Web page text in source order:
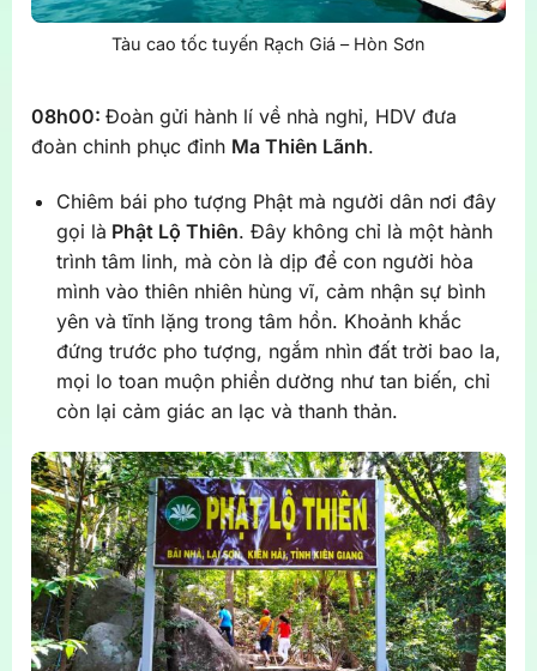
Tàu cao tốc tuyến Rạch Giá – Hòn Sơn
08h00: Đoàn gửi hành lí về nhà nghỉ, HDV đưa
đoàn chinh phục đỉnh Ma Thiên Lãnh.
Chiêm bái pho tượng Phật mà người dân nơi đây
gọi là Phật Lộ Thiên. Đây không chỉ là một hành
trình tâm linh, mà còn là dịp để con người hòa
mình vào thiên nhiên hùng vĩ, cảm nhận sự bình
yên và tĩnh lặng trong tâm hồn. Khoảnh khắc
đứng trước pho tượng, ngắm nhìn đất trời bao la,
mọi lo toan muộn phiền dường như tan biến, chỉ
còn lại cảm giác an lạc và thanh thản.